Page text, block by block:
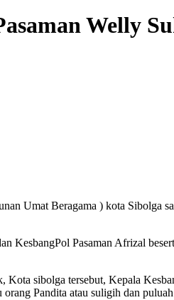
Welly
Umat Beragama ) kota Sibolga
KesbangPol Pasaman Afrizal
sibolga tersebut, Kepala
orang Pandita atau suligih dan